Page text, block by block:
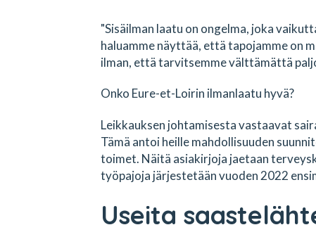
"Sisäilman laatu on ongelma, joka
haluamme näyttää, että tapojamme on
ilman, että tarvitsemme välttämättä
Onko Eure-et-Loirin ilmanlaatu hyvä?
Leikkauksen johtamisesta vastaavat
Tämä antoi heille mahdollisuuden
toimet. Näitä asiakirjoja jaetaan
työpajoja järjestetään vuoden 2022
Useita